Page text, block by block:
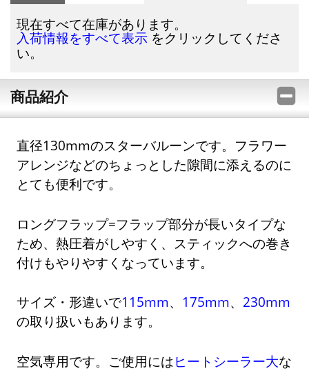
現在すべて在庫があります。
入荷情報をすべて表示 をクリックしてくださ
い。
商品紹介
直径130mmのスターバルーンです。フラワー
アレンジなどのちょっとした隙間に添えるのに
とても便利です。
ロングフラップ=フラップ部分が長いタイプな
ため、熱圧着がしやすく、スティックへの巻き
付けもやりやすくなっています。
サイズ・形違いで115mm、 175mm、 230mm
の取り扱いもあります。
空気専用です。ご使用にはヒートシーラー大な